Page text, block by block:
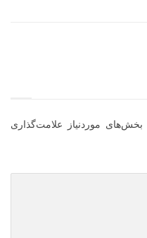
بخش‌های موردنیاز علامت‌گذاری